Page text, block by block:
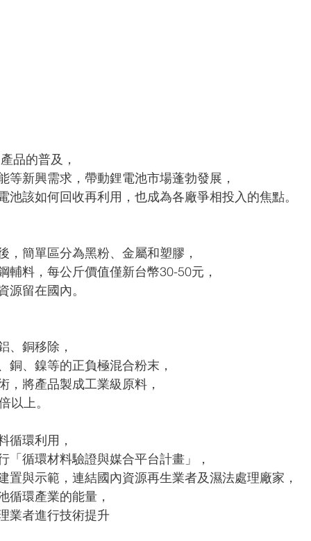
品的普及，
等新興需求，帶動鋰電池市場蓬勃發展，
池該如何回收再利用，也成為各廠爭相投入的焦點。
，簡單區分為黑粉、金屬和塑膠，
輔料，每公斤價值僅新台幣30-50元，
源留在國內。
、銅移除，
銅、鎳等的正負極混合粉末，
，將產品製成工業級原料，
以上。
循環利用，
「循環材料驗證與媒合平台計畫」，
置與示範，連結國內資源再生業者及濕法處理廠家，
循環產業的能量，
業者進行技術提升